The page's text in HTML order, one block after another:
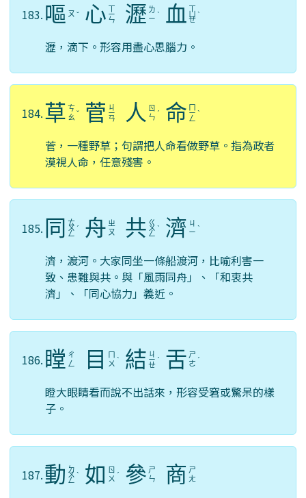
183. 嘔 ㄡ ˇ 心 ㄒ
ㄧ
ㄣ 瀝 ㄌ
ㄧ ˋ 血 ㄒ
ㄩ
ㄝ
ˋ
瀝，滴下。形容用盡心思腦力。
184.草 ㄘ
ㄠ ˇ 菅 ㄐ
ㄧ
ㄢ 人 ㄖ
ㄣ ˊ 命 ㄇ
ㄧ
ㄥ
ˋ
菅，一種野草；句謂把人命看做野草。指為政者
漠視人命，任意殘害。
185. 同 ㄊ
ㄨ
ㄥ
ˊ 舟 ㄓ
ㄡ
共 ㄍ
ㄨ
ㄥ
ˋ 濟 ㄐ
ㄧ ˋ
濟，渡河。大家同坐一條船渡河，比喻利害一
致、患難與共。與「風雨同舟」、「和衷共
濟」、「同心協力」義近。
186. 瞠 ㄔ
ㄥ
目
ㄇ
ㄨ ˋ 結 ㄐ
ㄧ
ㄝ
ˊ 舌 ㄕ
ㄜ ˊ
瞪大眼睛看而說不出話來，形容受窘或驚呆的樣
子。
187.動 ㄉ
ㄨ
ㄥ
ˋ 如 ㄖ
ㄨ ˊ 參 ㄕ
ㄣ
商 ㄕ
ㄤ